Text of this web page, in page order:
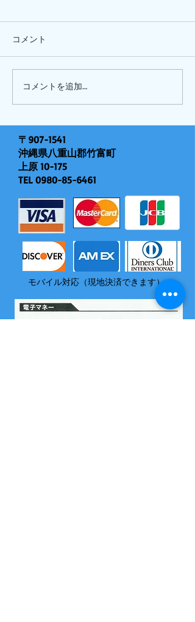
ピナイ半日+釣りツアー
コメント
コメントを追加…
〒907-1541
沖縄県八重山郡竹富町
上原 10-175
TEL 0980-85-6461
モバイル対応（現地決済できます）